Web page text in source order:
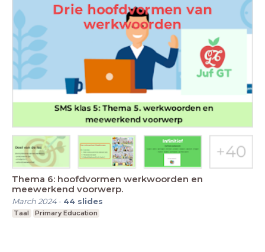
Thema 6: hoofdvormen werkwoorden en
meewerkend voorwerp.
March 2024- 44 slides
Taal Primary Education